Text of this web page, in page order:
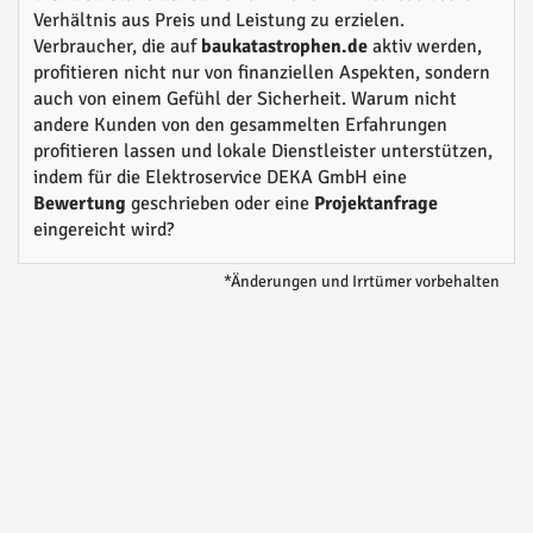
Verhältnis aus Preis und Leistung zu erzielen.
Verbraucher, die auf baukatastrophen.de aktiv werden,
profitieren nicht nur von finanziellen Aspekten, sondern
auch von einem Gefühl der Sicherheit. Warum nicht
andere Kunden von den gesammelten Erfahrungen
profitieren lassen und lokale Dienstleister unterstützen,
indem für die Elektroservice DEKA GmbH eine
Bewertung geschrieben oder eine Projektanfrage
eingereicht wird?
*Änderungen und Irrtümer vorbehalten